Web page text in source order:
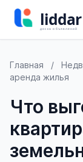
Главная /
аренда жилья
Что